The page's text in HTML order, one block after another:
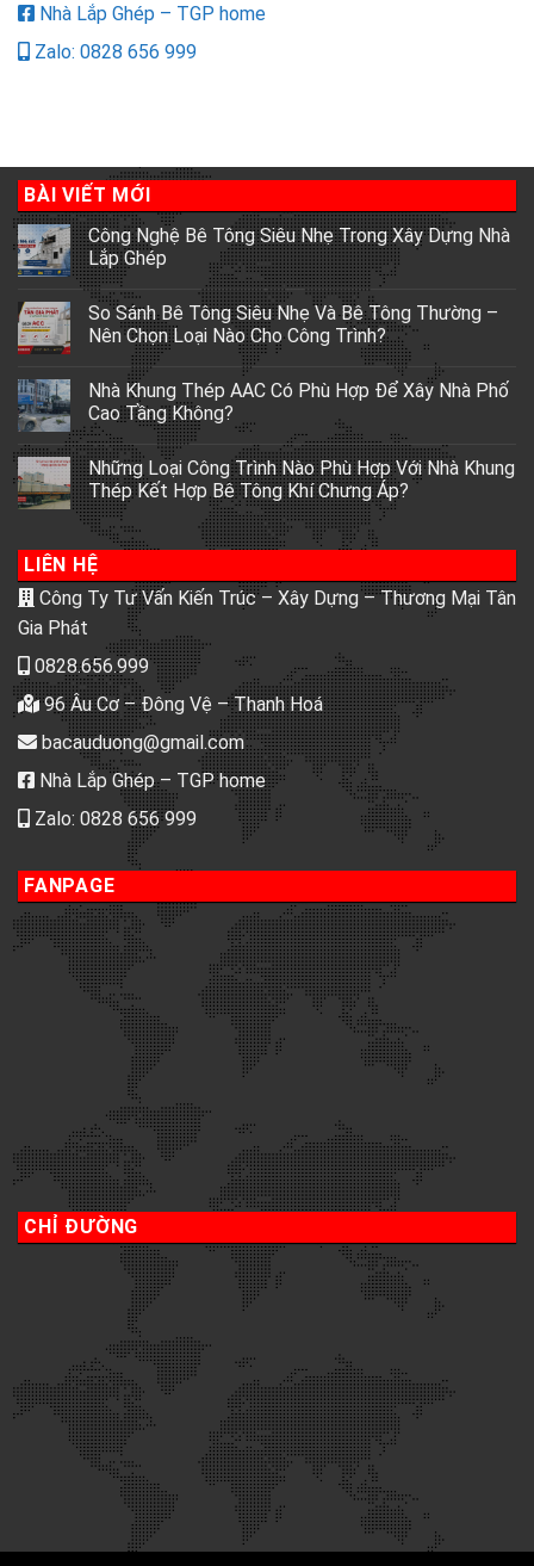
Nhà Lắp Ghép – TGP home
Zalo: 0828 656 999
BÀI VIẾT MỚI
Công Nghệ Bê Tông Siêu Nhẹ Trong Xây Dựng Nhà
Lắp Ghép
So Sánh Bê Tông Siêu Nhẹ Và Bê Tông Thường –
Nên Chọn Loại Nào Cho Công Trình?
Nhà Khung Thép AAC Có Phù Hợp Để Xây Nhà Phố
Cao Tầng Không?
Những Loại Công Trình Nào Phù Hợp Với Nhà Khung
Thép Kết Hợp Bê Tông Khí Chưng Áp?
LIÊN HỆ
Công Ty Tư Vấn Kiến Trúc – Xây Dựng – Thương Mại Tân
Gia Phát
0828.656.999
96 Âu Cơ – Đông Vệ – Thanh Hoá
bacauduong@gmail.com
Nhà Lắp Ghép – TGP home
Zalo: 0828 656 999
FANPAGE
CHỈ ĐƯỜNG